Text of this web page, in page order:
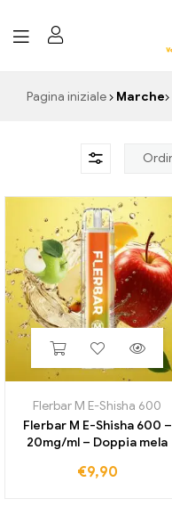
Pagina iniziale Marche
Flerbar M E-Shisha 600
Flerbar M E-Shisha 600 –
20mg/ml – Doppia mela
€9,90